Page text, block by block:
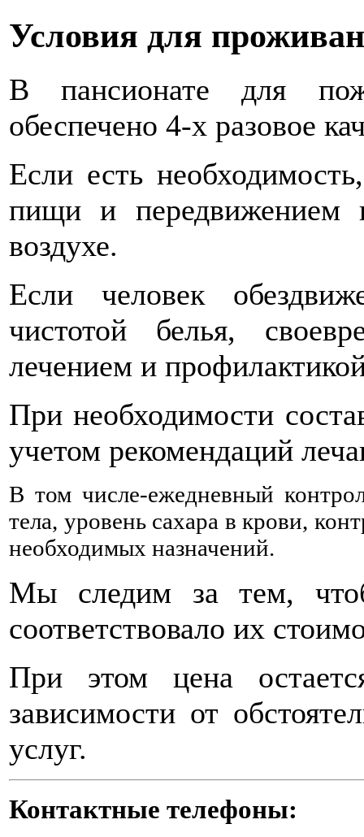
Условия для
В пансионате для
обеспечено 4-х разовое
Если есть
пищи и передвижением
воздухе.
Если человек
чистотой белья,
лечением и
При необходимости
учетом рекомендаций
В том числе-ежедневный
тела, уровень сахара в крови,
необходимых назначений.
Мы следим за тем,
соответствовало их
При этом цена
зависимости от
услуг.
Контактные телефоны: